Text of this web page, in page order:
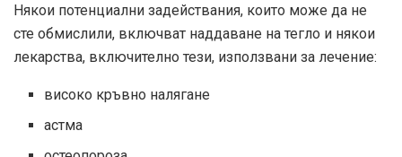
Някои потенциални задействания, които може да не
сте обмислили, включват наддаване на тегло и някои
лекарства, включително тези, използвани за лечение:
високо кръвно налягане
астма